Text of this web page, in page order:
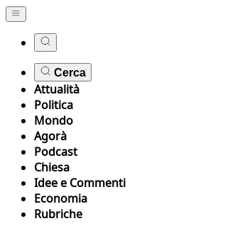
Cerca
Attualità
Politica
Mondo
Agorà
Podcast
Chiesa
Idee e Commenti
Economia
Rubriche